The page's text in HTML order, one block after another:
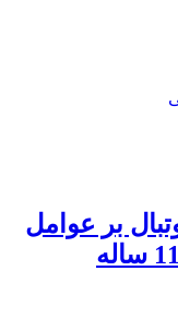
بر عوامل